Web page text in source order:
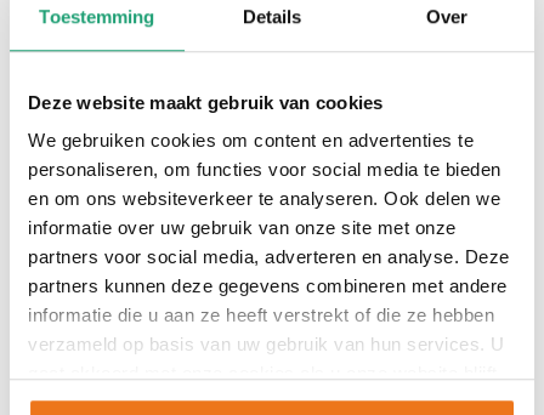
Toestemming Details Over
Deze website maakt gebruik van cookies
We gebruiken cookies om content en advertenties te
personaliseren, om functies voor social media te bieden
en om ons websiteverkeer te analyseren. Ook delen we
informatie over uw gebruik van onze site met onze
partners voor social media, adverteren en analyse. Deze
partners kunnen deze gegevens combineren met andere
informatie die u aan ze heeft verstrekt of die ze hebben
verzameld op basis van uw gebruik van hun services. U
gebruiken.
Hoekkeuken